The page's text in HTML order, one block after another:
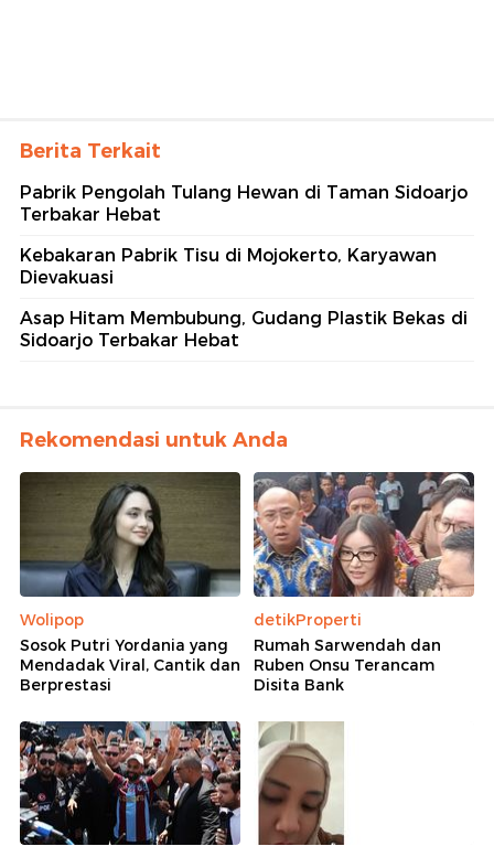
Berita Terkait
Pabrik Pengolah Tulang Hewan di Taman Sidoarjo
Terbakar Hebat
Kebakaran Pabrik Tisu di Mojokerto, Karyawan
Dievakuasi
Asap Hitam Membubung, Gudang Plastik Bekas di
Sidoarjo Terbakar Hebat
Rekomendasi untuk Anda
Wolipop
Sosok Putri Yordania yang
Mendadak Viral, Cantik dan
Berprestasi
detikProperti
Rumah Sarwendah dan
Ruben Onsu Terancam
Disita Bank